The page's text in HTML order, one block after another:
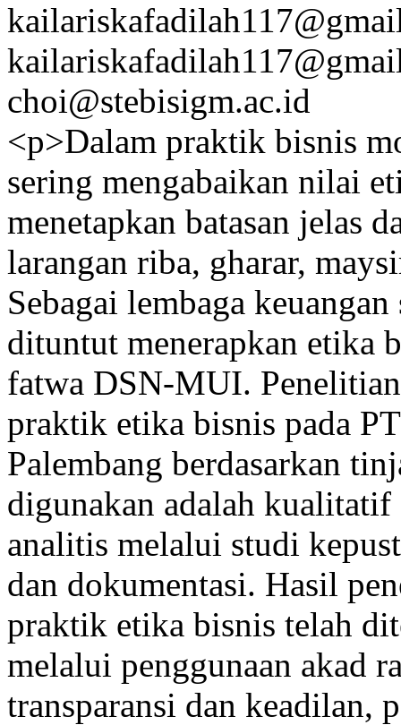
choi@stebisigm.ac.id
<p>Dalam praktik bisnis
sering mengabaikan nilai
menetapkan batasan jelas
larangan riba, gharar,
Sebagai lembaga
dituntut menerapkan etika
fatwa DSN-MUI.
praktik etika bisnis pada
Palembang berdasarkan
digunakan adalah
analitis melalui studi
dan dokumentasi. Hasil
praktik etika bisnis telah
melalui penggunaan akad
transparansi dan keadilan,